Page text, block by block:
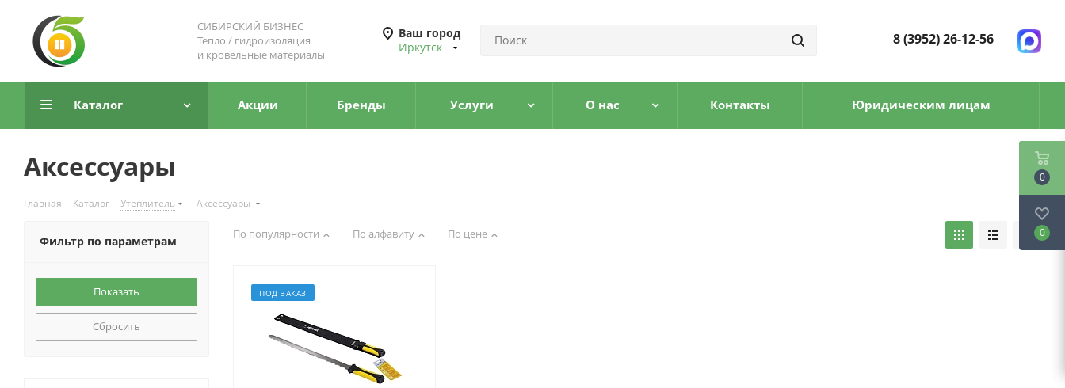
СИБИРСКИЙ БИЗНЕС
Тепло / гидроизоляция
и кровельные материалы
Ваш город
Иркутск
8 (3952) 26-12-56
Каталог Акции Бренды Услуги О нас Контакты Юридическим лицам
Аксессуары
Главная - Каталог - Утеплитель - Аксессуары
По популярности По алфавиту По цене
ПОД ЗАКАЗ
Фильтр по параметрам
Сбросить
0
0